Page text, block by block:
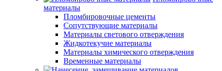
материалы
Пломбировочные цементы
Сопутствующие материалы
Материалы светового отверждения
Жидкотекучие материалы
Материалы химического отверждения
Временные материалы